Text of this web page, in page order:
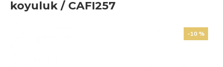
koyuluk / CAFI257
-10 %